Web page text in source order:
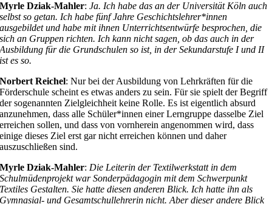
Myrle Dziak-Mahler:Ja. Ich habe das an der Universität Köln auch
selbst so getan. Ich habe fünf Jahre Geschichtslehrer*innen
ausgebildet und habe mit ihnen Unterrichtsentwürfe besprochen, die
sich an Gruppen richten. Ich kann nicht sagen, ob das auch in der
Ausbildung für die Grundschulen so ist, in der Sekundarstufe I und II
ist es so.
Norbert Reichel: Nur bei der Ausbildung von Lehrkräften für die
Förderschule scheint es etwas anders zu sein. Für sie spielt der Begriff
der sogenannten Zielgleichheit keine Rolle. Es ist eigentlich absurd
anzunehmen, dass alle Schüler*innen einer Lerngruppe dasselbe Ziel
erreichen sollen, und dass von vornherein angenommen wird, dass
einige dieses Ziel erst gar nicht erreichen können und daher
auszuschließen sind.
Myrle Dziak-Mahler: Die Leiterin der Textilwerkstatt in dem
Schulmüdenprojekt war Sonderpädagogin mit dem Schwerpunkt
Textiles Gestalten. Sie hatte diesen anderen Blick. Ich hatte ihn als
Gymnasial- und Gesamtschullehrerin nicht. Aber dieser andere Blick